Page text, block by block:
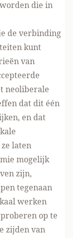
die in
de verbinding
kunt
van
neoliberale
dat dit één
en dat
laten
mogelijk
zijn,
tegenaan
werken
op te
zijden van